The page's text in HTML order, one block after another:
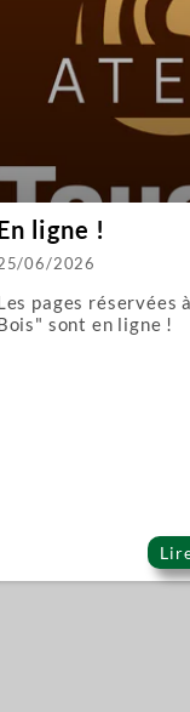
aussi quelques
japonais
pour araser les
aussi toutes
series)
ligne !
06/2026
pages réservées
sont en ligne !